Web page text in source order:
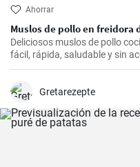
Ahorrar
Muslos de pollo en freidora
Deliciosos muslos de pollo
fácil, rápida, saludable y sin
Gretarezepte